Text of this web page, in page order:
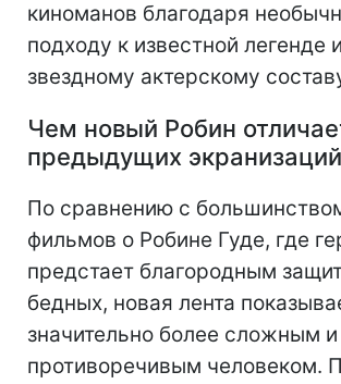
киноманов благодаря
подходу к известной легенде и
звездному актерскому
Чем новый Робин
предыдущих экранизаций
По сравнению с
фильмов о Робине Гуде, где
предстает благородным
бедных, новая лента
значительно более сложным
противоречивым человеком.